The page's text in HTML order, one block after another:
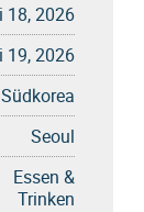
18, 2026
19, 2026
Südkorea
Seoul
Essen &
Trinken